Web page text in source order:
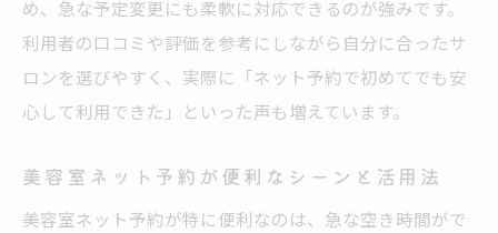
め、急な予定変更にも柔軟に対応できるのが強みです。
利用者の口コミや評価を参考にしながら自分に合ったサ
ロンを選びやすく、実際に「ネット予約で初めてでも安
心して利用できた」といった声も増えています。
美容室ネット予約が便利なシーンと活用法
美容室ネット予約が特に便利なのは、急な空き時間がで